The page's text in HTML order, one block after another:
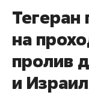
Тегеран
на
пролив
и